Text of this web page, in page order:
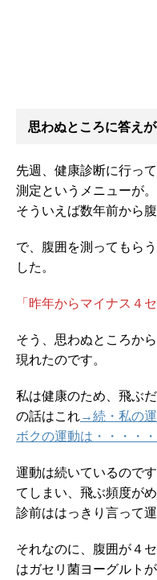
思わぬところに答え
先週、健康診断に行っ
測定というメニューが。
そういえば数年前から
で、腹囲を測ってもら
した。
「昨年からマイナス４
そう、思わぬところか
現れたのです。
私は健康のため、飛ぶ
の話はこれ→続・私の運
ボクの運動は・・・・
運動は続いているので
てしまい、飛ぶ頻度が
診前ははっきり言って運
それなのに、腹囲が４
はガセリ菌ヨーグルト